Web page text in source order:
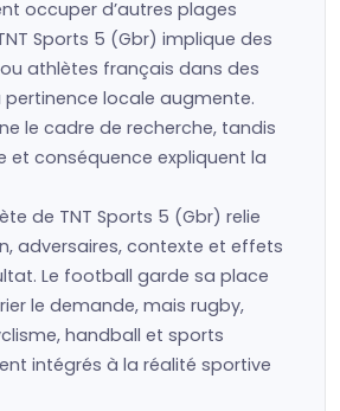
occuper d’autres plages
Sports 5 (Gbr) implique des
athlètes français dans des
locale augmente.
le cadre de recherche, tandis
et conséquence expliquent la
de TNT Sports 5 (Gbr) relie
adversaires, contexte et effets
Le football garde sa place
le demande, mais rugby,
handball et sports
intégrés à la réalité sportive